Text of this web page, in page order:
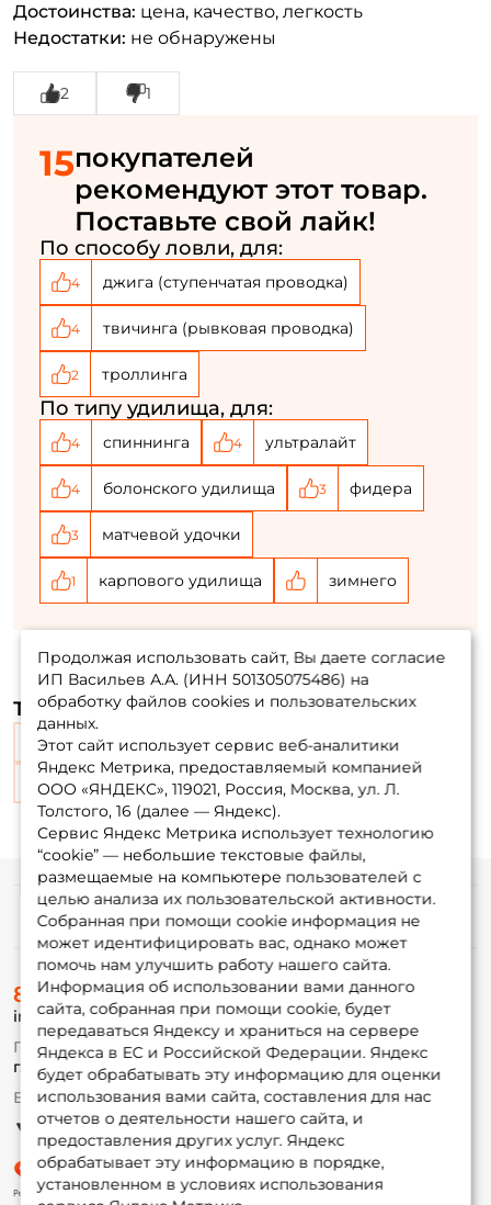
Достоинства: цена, качество, легкость
Недостатки: не обнаружены
2 1
15покупателей
рекомендуют этот товар.
Поставьте свой лайк!
По способу ловли, для:
4 джига (ступенчатая проводка)
4 твичинга (рывковая проводка)
2 троллинга
По типу удилища, для:
4 спиннинга 4 ультралайт
4 болонского удилища 3 фидера
3 матчевой удочки
1 карпового удилища зимнего
Товары в подборках
с передним фрикционом Для удочки
Бюджетные для твичинга
Продолжая использовать сайт, Вы даете согласие
ИП Васильев А.А. (ИНН 501305075486) на
обработку файлов cookies и пользовательских
данных.
Этот сайт использует сервис веб-аналитики
Яндекс Метрика, предоставляемый компанией
ООО «ЯНДЕКС», 119021, Россия, Москва, ул. Л.
Толстого, 16 (далее — Яндекс).
Сервис Яндекс Метрика использует технологию
“cookie” — небольшие текстовые файлы,
размещаемые на компьютере пользователей с
целью анализа их пользовательской активности.
Собранная при помощи cookie информация не
может идентифицировать вас, однако может
помочь нам улучшить работу нашего сайта.
Информация об использовании вами данного
сайта, собранная при помощи cookie, будет
передаваться Яндексу и храниться на сервере
Яндекса в ЕС и Российской Федерации. Яндекс
будет обрабатывать эту информацию для оценки
использования вами сайта, составления для нас
отчетов о деятельности нашего сайта, и
предоставления других услуг. Яндекс
обрабатывает эту информацию в порядке,
установленном в условиях использования
Информация
О магазине
Доставка
Оплата
Fox-bonus
Гуру
Партнерская программа
8 (495) 532-77-88
info@foxfishing.ru
По вопросам с заказом
г. Москва, ул. Плеханова д.7
Ежедневно 10:00 до 20:00